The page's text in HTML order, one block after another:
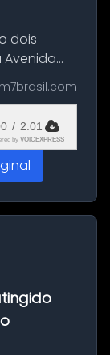
dois
feira
de
/ 2:01
by VOICEXPRESS